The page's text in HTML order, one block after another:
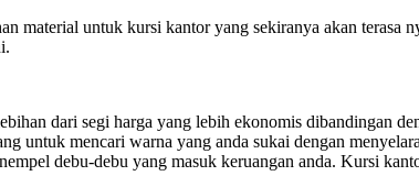
material untuk kursi kantor yang sekiranya akan terasa
dari segi harga yang lebih ekonomis dibandingan
untuk mencari warna yang anda sukai dengan
debu-debu yang masuk keruangan anda. Kursi